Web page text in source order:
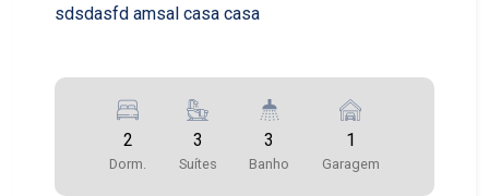
Preto/SP
sdsdasfd amsal casa casa
2
Dorm.
3
Suítes
3
Banho
1
Garagem